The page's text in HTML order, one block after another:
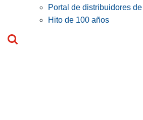
Portal de distribuidores
Hito de 100 años